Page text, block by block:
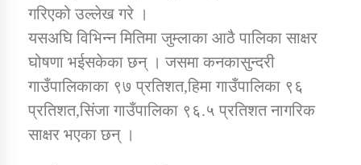
गरिएको उल्लेख गरे ।
यसअघि विभिन्न मितिमा जुम्लाका आठै पालिका साक्षर
घोषणा भईसकेका छन् । जसमा कनकासुन्दरी
गाउँपालिकाका ९७ प्रतिशत,हिमा गाउँपालिका ९६
प्रतिशत,सिंजा गाउँपालिका ९६.५ प्रतिशत नागरिक
साक्षर भएका छन् ।